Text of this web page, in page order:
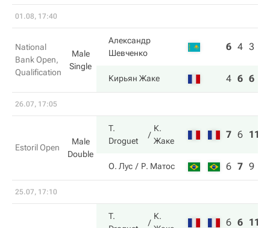
01.08, 17:40
National
Bank Open,
Qualification
Male
Single
Александр
Шевченко
6 4 3
Кирьян Жаке 4 6 6
26.07, 17:05
Estoril Open
Male
Double
T.
Droguet
К.
Жаке
7 6 11
О. Лус Р. Матос 6 7 9
25.07, 17:10
T.
К.
6 6 11